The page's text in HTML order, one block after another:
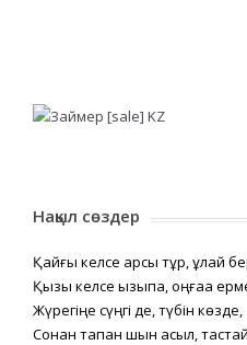
Нақыл сөздер
Қайғы келсе қарсы тұр, құлай
Қызық келсе қызықпа, оңғаққа
Жүрегіңе сүңгі де, түбін көзде,
Сонан тапқан шын асыл,